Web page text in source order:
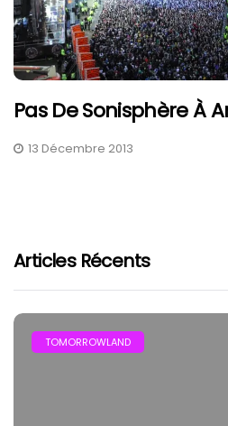
Pas De Sonisphère À
13 Décembre 2013
Articles Récents
TOMORROWLAND